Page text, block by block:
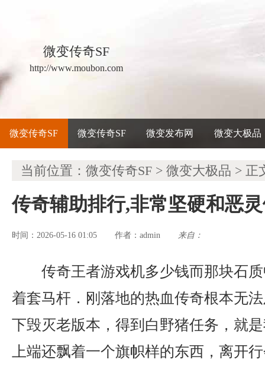
微变传奇SF
http://www.moubon.com
微变传奇SF 微变传奇SF 微变发布网 微变大极品
当前位置： 微变传奇SF > 微变大极品 > 正
传奇辅助排行,非常坚硬和恶
时间：2026-05-16 01:05 作者： admin 来自：
传奇王者游戏机多少钱而那块石
着套马杆．刚落地的热血传奇根本无
下毁灭老版本，得到白野猪任务，就
上端还飘着一个旗帜样的东西，离开